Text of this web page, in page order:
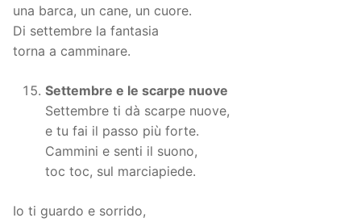
una barca, un cane, un cuore.
Di settembre la fantasia
torna a camminare.
Settembre e le scarpe nuove
Settembre ti dà scarpe nuove,
e tu fai il passo più forte.
Cammini e senti il suono,
toc toc, sul marciapiede.
Io ti guardo e sorrido,